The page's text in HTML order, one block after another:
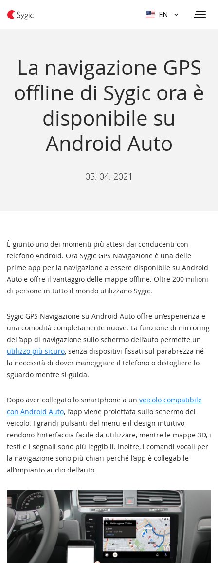
EN
La navigazione GPS
offline di Sygic ora è
disponibile su
Android Auto
05. 04. 2021
È giunto uno dei momenti più attesi dai conducenti con
telefono Android. Ora Sygic GPS Navigazione è una delle
prime app per la navigazione a essere disponibile su Android
Auto e offre il vantaggio delle mappe offline. Oltre 200 milioni
di persone in tutto il mondo utilizzano Sygic.
Sygic GPS Navigazione su Android Auto offre un’esperienza e
una comodità completamente nuove. La funzione di mirroring
dell’app di navigazione sullo schermo dell’auto permette un
utilizzo più sicuro, senza dispositivi fissati sul parabrezza né
la necessità di dover maneggiare il telefono o distogliere lo
sguardo mentre si guida.
Dopo aver collegato lo smartphone a un veicolo compatibile
con Android Auto, l’app viene proiettata sullo schermo del
veicolo. I grandi pulsanti del menu e il design intuitivo
rendono l’interfaccia facile da utilizzare, mentre le mappe 3D, i
testi e i segnali sono più leggibili. Inoltre, i comandi vocali per
la navigazione sono più chiari perché l’app è collegabile
all’impianto audio dell’auto.